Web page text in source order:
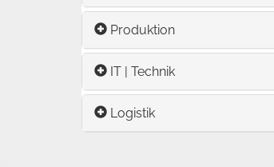
Produktion
IT | Technik
Logistik